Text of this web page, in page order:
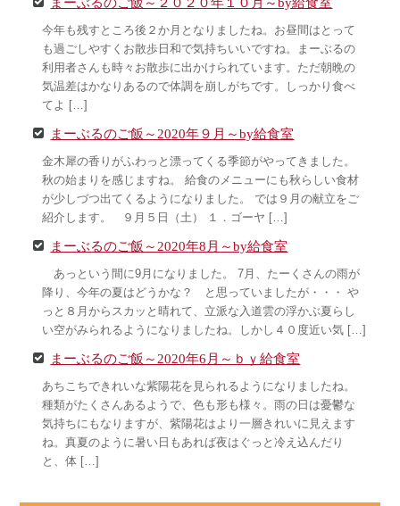
今年も残すところ後２か月となりましたね。お昼間はとって
も過ごしやすくお散歩日和で気持ちいいですね。まーぶるの
利用者さんも時々お散歩に出かけられています。ただ朝晩の
気温差はかなりあるので体調を崩しがちです。しっかり食べ
てよ […]
まーぶるのご飯～2020年９月～by給食室
金木犀の香りがふわっと漂ってくる季節がやってきました。
秋の始まりを感じますね。 給食のメニューにも秋らしい食材
が少しづつ出てくるようになりました。 では９月の献立をご
紹介します。 ９月５日（土） １．ゴーヤ […]
まーぶるのご飯～2020年8月～by給食室
あっという間に9月になりました。 7月、たーくさんの雨が
降り、今年の夏はどうかな？ と思っていましたが・・・ や
っと８月からスカッと晴れて、立派な入道雲の浮かぶ夏らし
い空がみられるようになりましたね。しかし４０度近い気 […]
まーぶるのご飯～2020年6月～ｂｙ給食室
あちこちできれいな紫陽花を見られるようになりましたね。
種類がたくさんあるようで、色も形も様々。雨の日は憂鬱な
気持ちにもなりますが、紫陽花はより一層きれいに見えます
ね。真夏のように暑い日もあれば夜はぐっと冷え込んだり
と、体 […]